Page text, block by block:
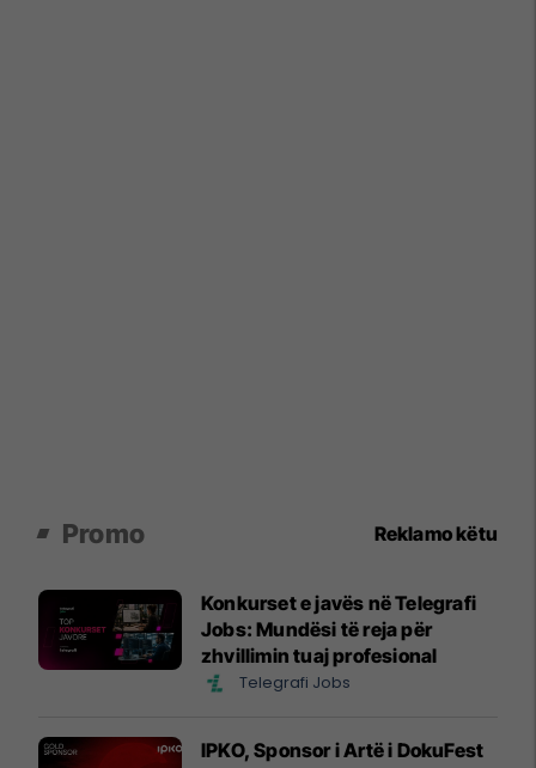
Promo Reklamo këtu
Konkurset e javës në Telegrafi
Jobs: Mundësi të reja për
zhvillimin tuaj profesional
Telegrafi Jobs
IPKO, Sponsor i Artë i DokuFest